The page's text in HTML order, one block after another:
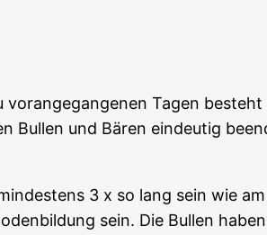
vor­an­ge­gan­ge­nen Tagen
Bul­len und Bären ein­deu­tig
3 x so lang sein wie
sein. Die Bul­len